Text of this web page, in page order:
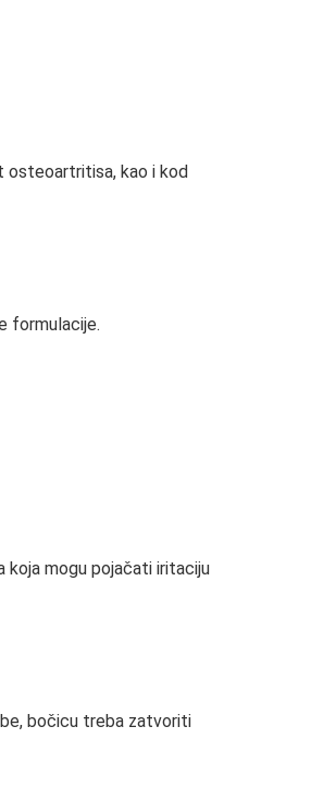
osteoartritisa, kao i kod
formulacije.
koja mogu pojačati iritaciju
bočicu treba zatvoriti